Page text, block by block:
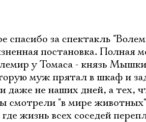
спасибо за спектакль
постановка. Полная
у Томаса - князь
муж прятал в шкаф и
даже не наших дней, а тех,
смотрели "в мире животных"
жизнь всех соседей
Электропочта
Имя